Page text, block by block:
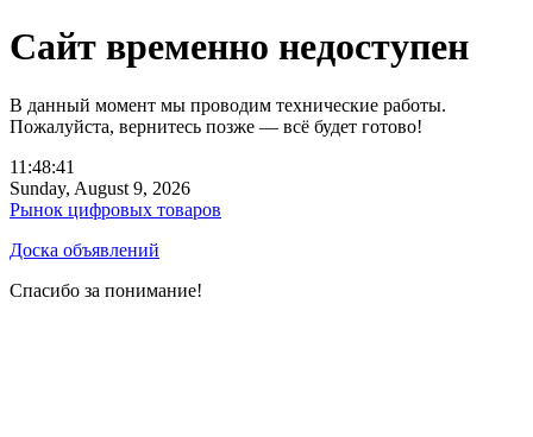
Сайт временно недоступен
В данный момент мы проводим технические работы.
Пожалуйста, вернитесь позже — всё будет готово!
11:48:41
Sunday, August 9, 2026
Рынок цифровых товаров
Доска объявлений
Спасибо за понимание!